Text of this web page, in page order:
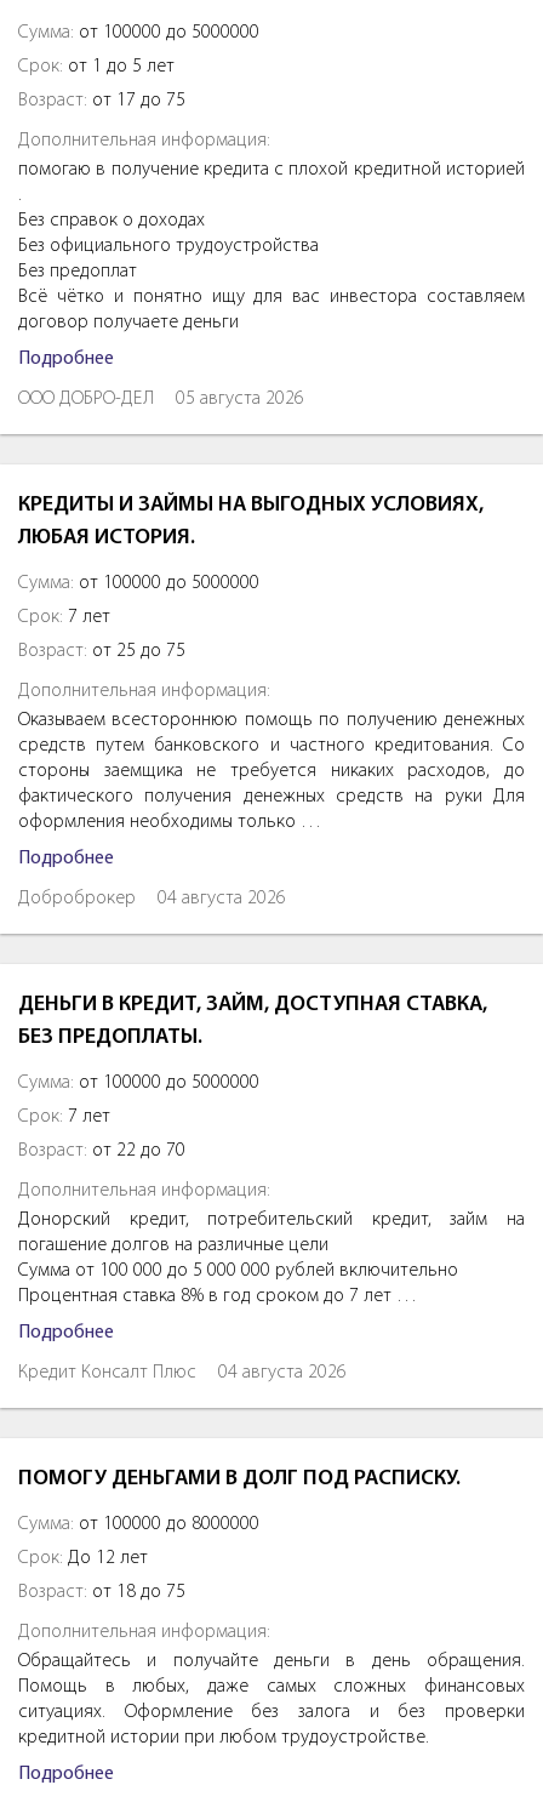
Сумма: от 100000 до 5000000
Срок: от 1 до 5 лет
Возраст: от 17 до 75
Дополнительная информация:
помогаю в получение кредита с плохой кредитной историей
.
Без справок о доходах
Без официального трудоустройства
Без предоплат
Всё чётко и понятно ищу для вас инвестора составляем
договор получаете деньги
Подробнее
ООО ДОБРО-ДЕЛ 05 августа 2026
КРЕДИТЫ И ЗАЙМЫ НА ВЫГОДНЫХ УСЛОВИЯХ,
ЛЮБАЯ ИСТОРИЯ.
Сумма: от 100000 до 5000000
Срок: 7 лет
Возраст: от 25 до 75
Дополнительная информация:
Оказываем всестороннюю помощь по получению денежных
средств путем банковского и частного кредитования. Со
стороны заемщика не требуется никаких расходов, до
фактического получения денежных средств на руки Для
оформления необходимы только …
Подробнее
Доброброкер 04 августа 2026
ДЕНЬГИ В КРЕДИТ, ЗАЙМ, ДОСТУПНАЯ СТАВКА,
БЕЗ ПРЕДОПЛАТЫ.
Сумма: от 100000 до 5000000
Срок: 7 лет
Возраст: от 22 до 70
Дополнительная информация:
Донорский кредит, потребительский кредит, займ на
погашение долгов на различные цели
Сумма от 100 000 до 5 000 000 рублей включительно
Процентная ставка 8% в год сроком до 7 лет …
Подробнее
Кредит Консалт Плюс 04 августа 2026
ПОМОГУ ДЕНЬГАМИ В ДОЛГ ПОД РАСПИСКУ.
Сумма: от 100000 до 8000000
Срок: До 12 лет
Возраст: от 18 до 75
Дополнительная информация:
Обращайтесь и получайте деньги в день обращения.
Помощь в любых, даже самых сложных финансовых
ситуациях. Оформление без залога и без проверки
кредитной истории при любом трудоустройстве.
Подробнее